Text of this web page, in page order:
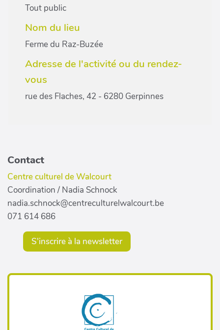
Tout public
Nom du lieu
Ferme du Raz-Buzée
Adresse de l'activité ou du rendez-
vous
rue des Flaches, 42 - 6280 Gerpinnes
Contact
Centre culturel de Walcourt
Coordination / Nadia Schnock
nadia.schnock@centreculturelwalcourt.be
071 614 686
S'inscrire à la newsletter